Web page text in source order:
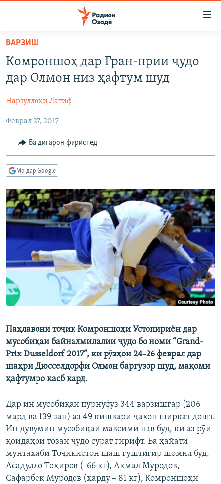
Ҷаҳиш
мояи
аслӣ
Ҷаҳиш
ба
аслӣ
Ҷаҳиш
ҷустор
СИЁСАТ
ҶОМЕА
ҚАЗИЯИ "КРОКУС"
ОСИЁИ МАРКАЗӢ
МЕҲМОНИ ОЗОДӢ
ВАРЗИШ
ГАПИ ОЗОД
РӮЗГОРИ МУҲОҶИР
САЛОМ, ХОҲАР
ТАҲҚИҚОТ
ҶАНГ ДАР УКРАИНА
НАЗАРИ МАРДУМ
БЛОГИСТОН
ОЗОДӢ ОНЛАЙН
ЧАНДРАСОНАӢ
ВИДЕО
НИГОРИСТОН
ГУЗОРИШҲОИ РАДИОӢ
РӮЙХАТҲО
КИТОБҲОИ ОЗОДӢ
Русский
ПАЙГИРӢ КУНЕД
Ҳамаи сомонаҳои RFE/RL
ВАРЗИШ
Комроншоҳ дар Гран-прии ҷудо
дар Олмон низ ҳафтум шуд
Нарзуллоҳи Латиф
Феврал 27, 2017
Ба дигарон фиристед
Мо дар Google
Паҳлавони тоҷик Комроншоҳи Устопириён дар
мусобиқаи байналмилалии ҷудо бо номи “Grand-
Prix Dusseldorf 2017”, ки рӯзҳои 24-26 феврал дар
шаҳри Дюсселдорфи Олмон баргузор шуд, мақоми
ҳафтумро касб кард.
Дар ин мусобиқаи пурнуфуз 344 варзишгар (206
мард ва 139 зан) аз 49 кишвари ҷаҳон ширкат дошт.
Ин дувумин мусобиқаи мавсими нав буд, ки аз рӯи
қоидаҳои тозаи ҷудо сурат гирифт. Ба ҳайати
мунтахаби Тоҷикистон шаш гуштигир шомил буд:
Асадулло Тоҳиров (-66 кг), Акмал Муродов,
Сафарбек Муродов (ҳарду – 81 кг), Комроншоҳи